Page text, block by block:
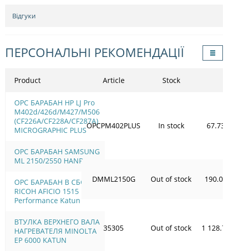
Відгуки
ПЕРСОНАЛЬНІ РЕКОМЕНДАЦІЇ
Product
OPC БАРАБАН HP LJ Pro
M402d/426d/M427/M506
(CF226A/CF228A/CF287A)
MICROGRAPHIC PLUS
OPC БАРАБАН SAMSUNG
ML 2150/2550 HANP
OPC БАРАБАН В СБОРЕ
RICOH AFICIO 1515
Performance Katun
ВТУЛКА ВЕРХНЕГО ВАЛА
НАГРЕВАТЕЛЯ MINOLTA
EP 6000 KATUN
Article Stock
OPCPM402PLUS In stock 67.73
DMML2150G Out of stock 190.08
35305 Out of stock 1